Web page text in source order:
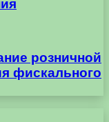
розничной
фискального